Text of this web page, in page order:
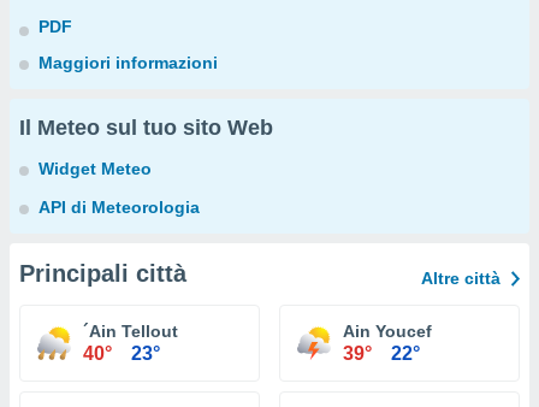
PDF
Maggiori informazioni
Il Meteo sul tuo sito Web
Widget Meteo
API di Meteorologia
Principali città Altre città
´Ain Tellout
40° 23°
Ain Youcef
39° 22°